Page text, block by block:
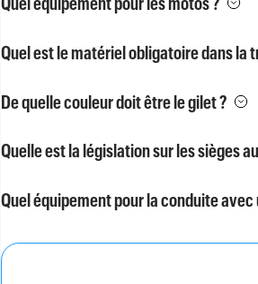
Quel équipement pour les motos ?
Quel est le matériel obligatoire dans la
De quelle couleur doit être le gilet ?
Quelle est la législation sur les sièges
Quel équipement pour la conduite avec